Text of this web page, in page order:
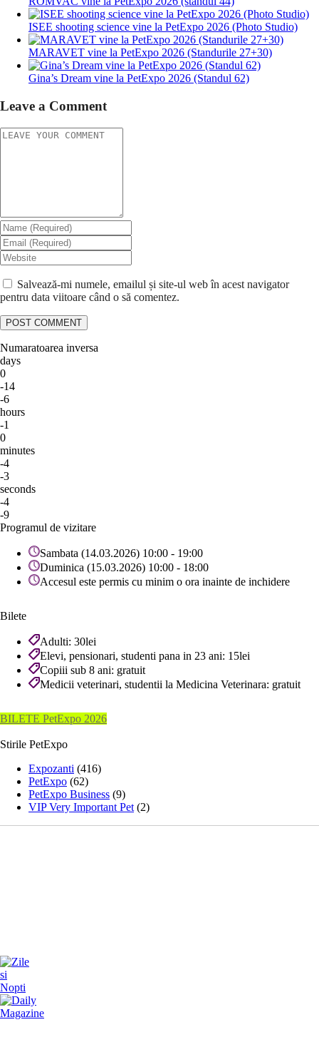
ISEE shooting science vine la PetExpo 2026 (Photo Studio)
MARAVET vine la PetExpo 2026 (Standurile 27+30)
Gina’s Dream vine la PetExpo 2026 (Standul 62)
Leave a Comment
Salvează-mi numele, emailul și site-ul web în acest navigator
pentru data viitoare când o să comentez.
Numaratoarea inversa
days
0
-14
-6
hours
-1
0
minutes
-4
-3
seconds
-4
-9
Programul de vizitare
Sambata (14.03.2026) 10:00 - 19:00
Duminica (15.03.2026) 10:00 - 18:00
Accesul este permis cu minim o ora inainte de inchidere
Bilete
Adulti: 30lei
Elevi, pensionari, studenti pana in 23 ani: 15lei
Copiii sub 8 ani: gratuit
Medicii veterinari, studentii la Medicina Veterinara: gratuit
BILETE PetExpo 2026
Stirile PetExpo
Expozanti (416)
PetExpo (62)
PetExpo Business (9)
VIP Very Important Pet (2)